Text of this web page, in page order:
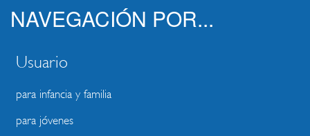
NAVEGACIÓN POR...
Usuario
para infancia y familia
para jóvenes